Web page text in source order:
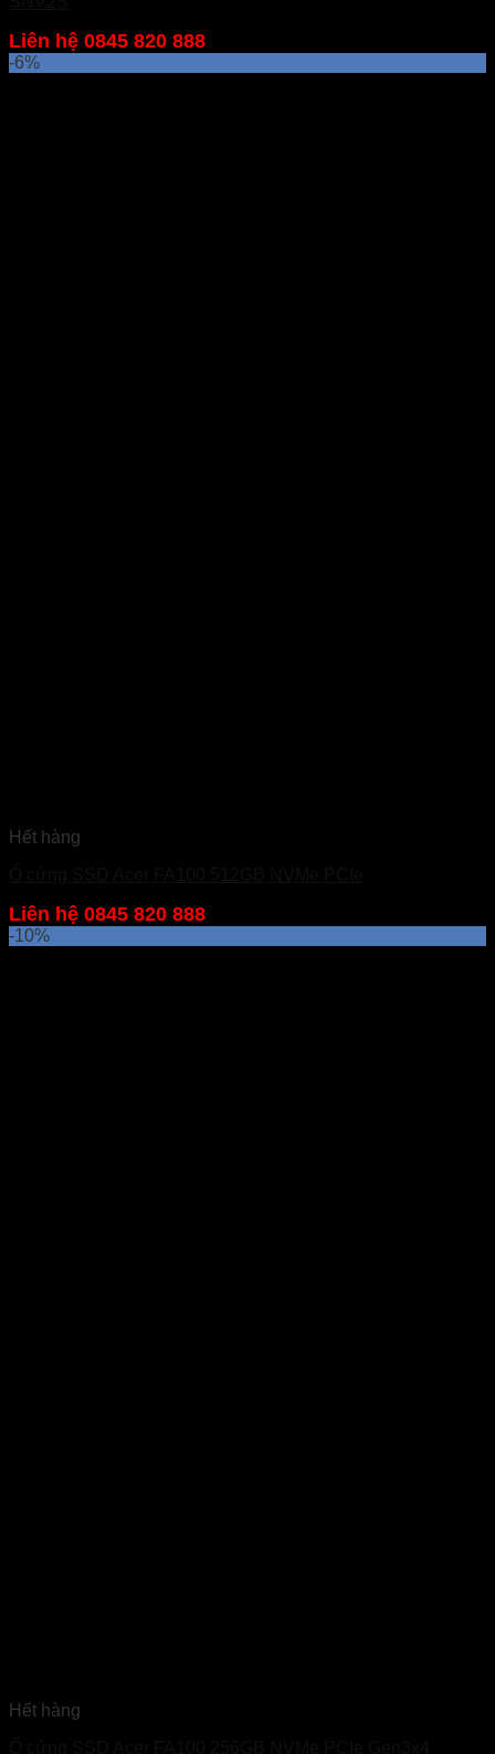
Liên hệ 0845 820 888
-6%
Hết hàng
Liên hệ 0845 820 888
-10%
Hết hàng